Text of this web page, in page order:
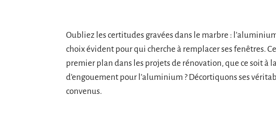
Oubliez les certitudes gravées dans le marbre :
choix évident pour qui cherche à remplacer ses fenêtres.
premier plan dans les projets de rénovation, que ce soit à
d’engouement pour l’aluminium ? Décortiquons ses
convenus.